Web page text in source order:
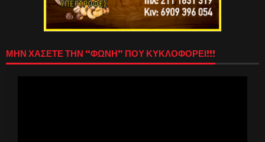
ΜΗΝ ΧΑΣΕΤΕ ΤΗΝ “ΦΩΝΗ” ΠΟΥ ΚΥΚΛΟΦΟΡΕΙ!!!